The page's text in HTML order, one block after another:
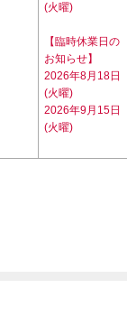
(火曜)
【臨時休業日の
お知らせ】
2026年8月18日
(火曜)
2026年9月15日
(火曜)